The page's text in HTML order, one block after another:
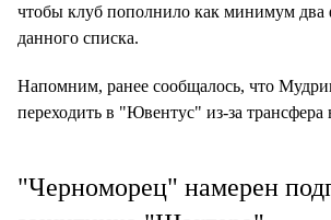
чтобы клуб пополнило как минимум два
данного списка.
Напомним, ранее сообщалось, что
переходить в "Ювентус" из-за трансфера
"Черноморец" намерен